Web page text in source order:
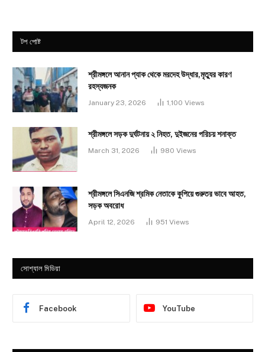
টপ পোষ্ট
শ্রীমঙ্গলে আনান প্যাক থেকে মরদেহ উদ্ধার,মৃত্যুর কারণ
রহস্যজনক
January 23, 2026 1,100 Views
শ্রীমঙ্গলে সড়ক দুর্ঘটনায় ২ নিহত, দুইজনের পরিচয় শনাক্ত
March 31, 2026 980 Views
শ্রীমঙ্গলে সিএনজি শ্রমিক নেতাকে কুপিয়ে গুরুতর ভাবে আহত,
সড়ক অবরোধ
April 12, 2026 951 Views
সোশ্যাল মিডিয়া
Facebook YouTube